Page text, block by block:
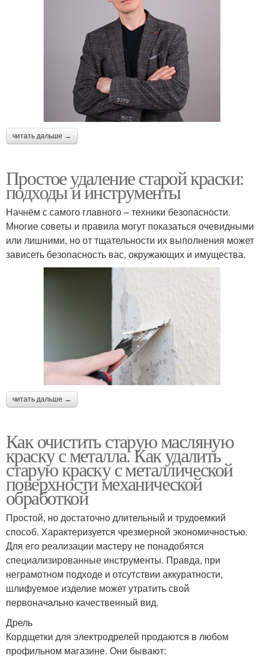
читать дальше →
Простое удаление старой краски:
подходы и инструменты
Начнём с самого главного – техники безопасности.
Многие советы и правила могут показаться очевидными
или лишними, но от тщательности их выполнения может
зависеть безопасность вас, окружающих и имущества.
читать дальше →
Как очистить старую масляную
краску с металла. Как удалить
старую краску с металлической
поверхности механической
обработкой
Простой, но достаточно длительный и трудоемкий
способ. Характеризуется чрезмерной экономичностью.
Для его реализации мастеру не понадобятся
специализированные инструменты. Правда, при
неграмотном подходе и отсутствии аккуратности,
шлифуемое изделие может утратить свой
первоначально качественный вид.
Дрель
Кордщетки для электродрелей продаются в любом
профильном магазине. Они бывают: